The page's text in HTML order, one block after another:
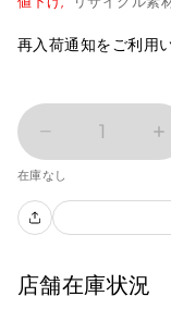
再入荷通知をご利用
1
在庫なし
店舗在庫状況